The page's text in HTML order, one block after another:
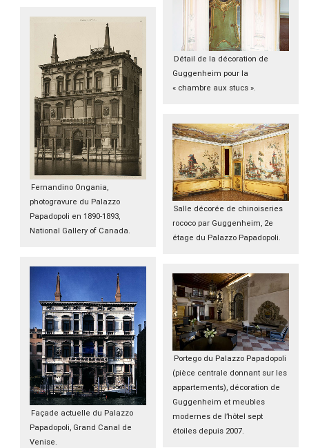
Fernandino Ongania,
photogravure du Palazzo
Papadopoli en 1890-1893,
National Gallery of Canada.
Façade actuelle du Palazzo
Papadopoli, Grand Canal de
Venise.
Détail de la décoration de
Guggenheim pour la
« chambre aux stucs ».
Salle décorée de chinoiseries
rococo par Guggenheim, 2e
étage du Palazzo Papadopoli.
Portego du Palazzo Papadopoli
(pièce centrale donnant sur les
appartements), décoration de
Guggenheim et meubles
modernes de l’hôtel sept
étoiles depuis 2007.